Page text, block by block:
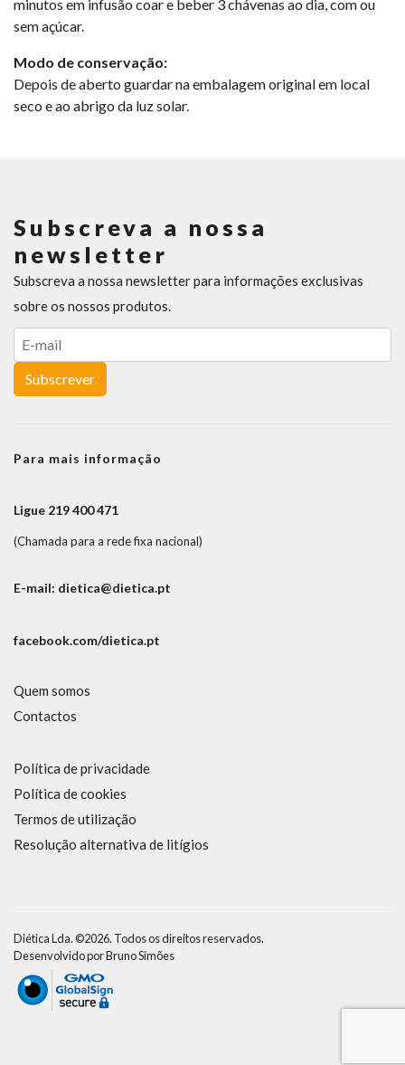
minutos em infusão coar e beber 3 chávenas ao dia, com ou
sem açúcar.
Modo de conservação:
Depois de aberto guardar na embalagem original em local
seco e ao abrigo da luz solar.
Subscreva a nossa
newsletter
Subscreva a nossa newsletter para informações exclusivas
sobre os nossos produtos.
Subscrever
Para mais informação
Ligue 219 400 471
(Chamada para a rede fixa nacional)
E-mail: dietica@dietica.pt
facebook.com/dietica.pt
Quem somos
Contactos
Política de privacidade
Política de cookies
Termos de utilização
Resolução alternativa de litígios
Diética Lda. ©2026. Todos os direitos reservados.
Desenvolvido porBruno Simões